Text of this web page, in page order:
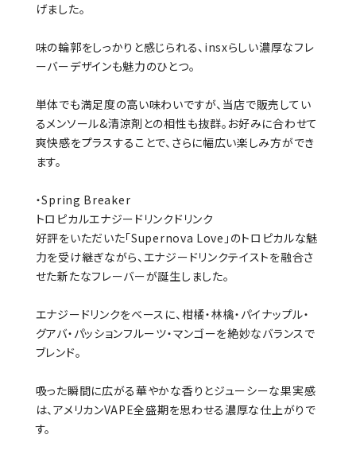
げました。
味の輪郭をしっかりと感じられる、insxらしい濃厚なフレ
ーバーデザインも魅力のひとつ。
単体でも満足度の高い味わいですが、当店で販売してい
るメンソール&清涼剤との相性も抜群。お好みに合わせて
爽快感をプラスすることで、さらに幅広い楽しみ方ができ
ます。
・Spring Breaker
トロピカルエナジードリンクドリンク
好評をいただいた「Supernova Love」のトロピカルな魅
力を受け継ぎながら、エナジードリンクテイストを融合さ
せた新たなフレーバーが誕生しました。
エナジードリンクをベースに、柑橘・林檎・パイナップル・
グアバ・パッションフルーツ・マンゴーを絶妙なバランスで
ブレンド。
吸った瞬間に広がる華やかな香りとジューシーな果実感
は、アメリカンVAPE全盛期を思わせる濃厚な仕上がりで
す。